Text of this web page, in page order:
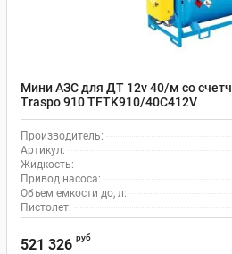
Мини АЗС для ДТ 12v 40/м со
Traspo 910 TFTK910/40C412V
Производитель:
Артикул:
Жидкость:
Привод насоса:
Объем емкости до, л:
Пистолет:
521 326 руб